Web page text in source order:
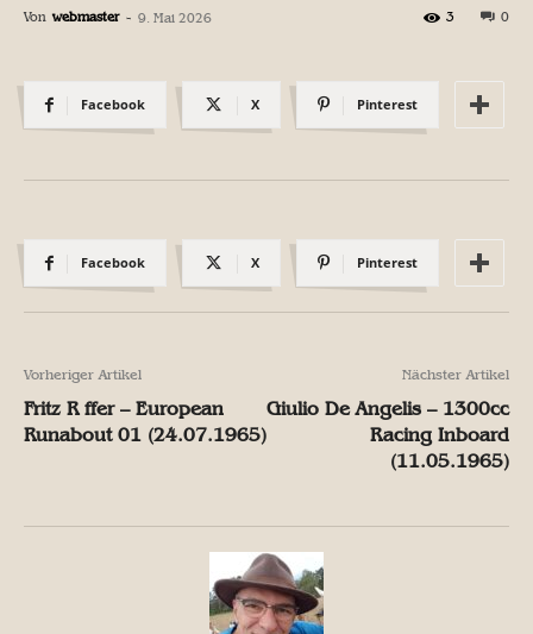
Von webmaster - 9. Mai 2026 0
3
Facebook X Pinterest
Facebook X Pinterest
Vorheriger Artikel
Fritz R ffer – European
Runabout 01 (24.07.1965)
Nächster Artikel
Giulio De Angelis – 1300cc
Racing Inboard
(11.05.1965)